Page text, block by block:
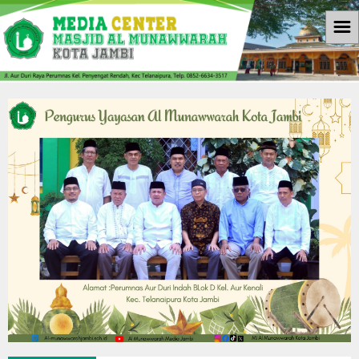
Informasi
Berita
Download
Galleri
Galleri Photo
Koleksi Video
Agenda
Kontak Kami
☰